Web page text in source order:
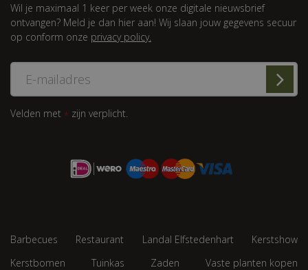
Wil je maximaal 1 keer per week onze digitale nieuwsbrief
ontvangen? Meld je dan hier aan! Wij slaan jouw gegevens secuur
op conform onze privacy policy.
Velden met * zijn verplicht.
Barbecues Restaurant Landal Elfstedenhart
Kerstshow
Kerstbomen
Tuinkas Zaden
Vaste planten kopen